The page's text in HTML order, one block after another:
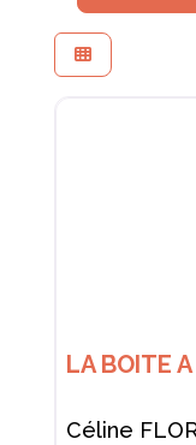
LA BOITE
Céline